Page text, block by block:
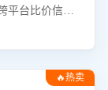
平台比价信
者的比价行
效提升咨询转
🔥热卖